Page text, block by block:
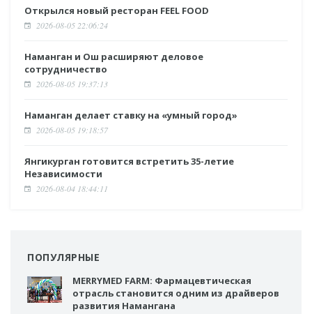
Открылся новый ресторан FEEL FOOD
2026-08-05 22:06:24
Наманган и Ош расширяют деловое
сотрудничество
2026-08-05 19:37:13
Наманган делает ставку на «умный город»
2026-08-05 19:18:57
Янгикурган готовится встретить 35-летие
Независимости
2026-08-04 18:44:11
ПОПУЛЯРНЫЕ
MERRYMED FARM: Фармацевтическая
отрасль становится одним из драйверов
развития Намангана